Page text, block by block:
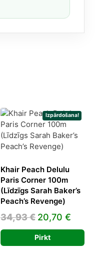
Izpārdošana!
Khair Peach Delulu
Paris Corner 100m
(Līdzīgs Sarah Baker’s
Peach’s Revenge)
34,93€ Original
price
was:
20,70 €Current
price
is:
Pirkt